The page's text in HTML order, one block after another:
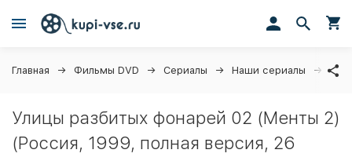
Главная Фильмы DVD Сериалы Наши сериалы
Улицы разбитых фонарей 02 (Менты 2)
(Россия, 1999, полная версия, 26